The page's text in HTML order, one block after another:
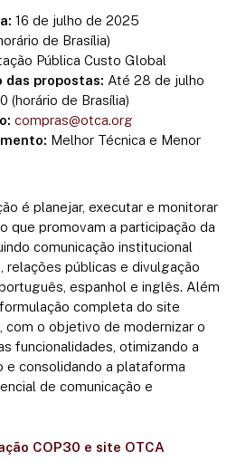
16 de julho de 2025
de Brasília)
Pública Custo Global
das propostas: Até 28 de julho
(horário de Brasília)
compras@otca.org
Melhor Técnica e Menor
é planejar, executar e monitorar
que promovam a participação da
comunicação institucional
relações públicas e divulgação
espanhol e inglês. Além
completa do site
com o objetivo de modernizar o
funcionalidades, otimizando a
e consolidando a plataforma
de comunicação e
COP30 e site OTCA